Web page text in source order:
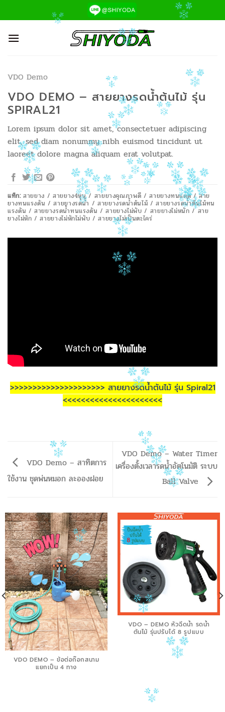
ไป
เนื้อหา
VDO Demo
VDO DEMO – สายยางรดน้ำต้นไม้ รุ่น
SPIRAL21
Lorem ipsum dolor sit amet, consectetuer adipiscing
elit, sed diam nonummy nibh euismod tincidunt ut
laoreet dolore magna aliquam erat volutpat.
แท็ก:สายยาง / สายยาง4หุน / สายยางคุณภาพดี / สายยางทนแดด / สาย
ยางทนแรงดัน / สายยางรดน้ำ / สายยางรดน้ำต้นไม้ / สายยางรดน้ำต้นไม้ทน
แรงดัน / สายยางรดน้ำทนแรงดัน / สายยางไม่พับ / สายยางไม่หนัก / สาย
ยางไม่หัก / สายยางไม่หักไม่พับ / สายยางไม่เป็นตะไคร่
>>>>>>>>>>>>>>>>>>>>> สายยางรดน้ำต้นไม้ รุ่น Spiral21
<<<<<<<<<<<<<<<<<<<<<<
VDO Demo – สาทิตการ
ใช้งาน ชุดพ่นหมอก ละอองฝอย
VDO Demo – Water Timer
เครื่องตั้งเวลารดน้ำอัตโนมัติ ระบบ
Ball Valve
VDO DEMO – ข้อต่อก๊อกสนาม
แยกเป็น 4 ทาง
VDO – DEMO หัวฉีดน้ำ รดน้ำ
ต้นไม้ รุ่นปรับได้ 8 รูปแบบ